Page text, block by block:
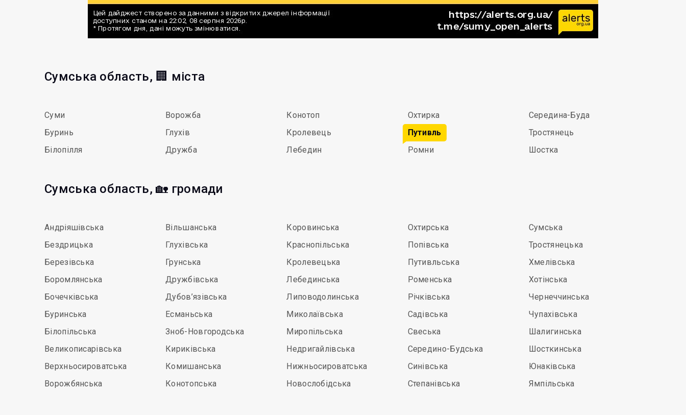
Сумська область, 🏢 міста
Суми
Буринь
Білопілля
Ворожба
Глухів
Дружба
Конотоп
Кролевець
Лебедин
Охтирка
Путивль
Ромни
Середина-Буда
Тростянець
Шостка
Сумська область, 🏡 громади
Андріяшівська
Бездрицька
Березівська
Боромлянська
Бочечківська
Буринська
Білопільська
Великописарівська
Верхньосироватська
Ворожбянська
Вільшанська
Глухівська
Грунська
Дружбівська
Дубов’язівська
Есманьська
Зноб-Новгородська
Кириківська
Комишанська
Конотопська
Коровинська
Краснопільська
Кролевецька
Лебединська
Липоводолинська
Миколаївська
Миропільська
Недригайлівська
Нижньосироватська
Новослобідська
Охтирська
Попівська
Путивльська
Роменська
Річківська
Садівська
Свеська
Середино-Будська
Синівська
Степанівська
Сумська
Тростянецька
Хмелівська
Хотінська
Чернеччинська
Чупахівська
Шалигинська
Шосткинська
Юнаківська
Ямпільська